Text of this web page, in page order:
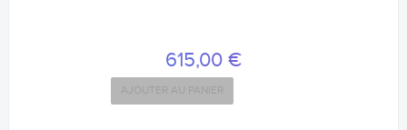
615,00 €
AJOUTER AU PANIER